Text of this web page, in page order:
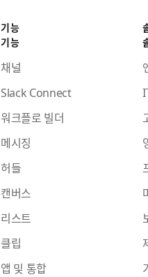
기능
기능
채널
Slack Connect
워크플로 빌더
메시징
허들
캔버스
리스트
클립
앱 및 통합